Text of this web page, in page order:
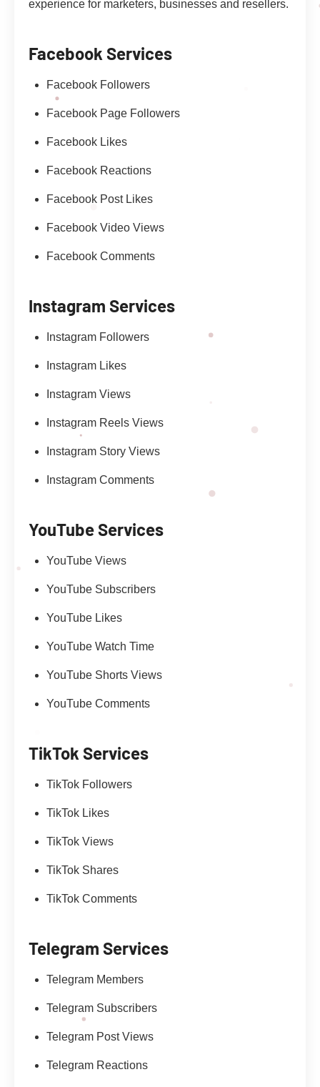
experience for marketers, businesses and resellers.
Facebook Services
Facebook Followers
Facebook Page Followers
Facebook Likes
Facebook Reactions
Facebook Post Likes
Facebook Video Views
Facebook Comments
Instagram Services
Instagram Followers
Instagram Likes
Instagram Views
Instagram Reels Views
Instagram Story Views
Instagram Comments
YouTube Services
YouTube Views
YouTube Subscribers
YouTube Likes
YouTube Watch Time
YouTube Shorts Views
YouTube Comments
TikTok Services
TikTok Followers
TikTok Likes
TikTok Views
TikTok Shares
TikTok Comments
Telegram Services
Telegram Members
Telegram Subscribers
Telegram Post Views
Telegram Reactions